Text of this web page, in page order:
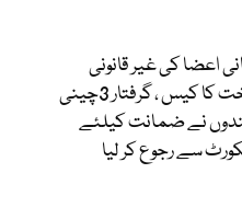
اعضا کی غیر قانونی
فروخت کا کیس ، گرفتار 3چینی
نے ضمانت کیلئے
سے رجوع کر لیا